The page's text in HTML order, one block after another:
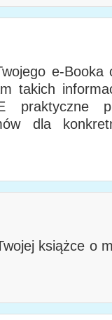
e-Booka
takich
dla
książce o